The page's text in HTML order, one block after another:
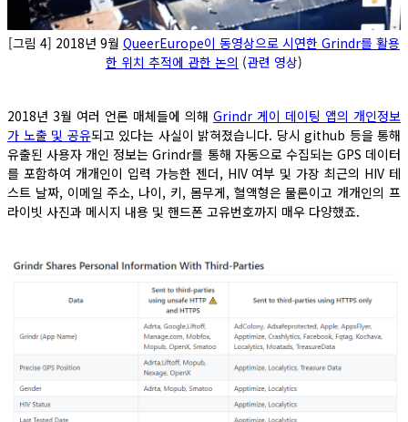
[그림 4] 2018년 9월 QueerEurope이 동영상으로 시연한 Grindr를 활용
한 위치 추적에 관한 논의 (관련 영상)
2018년 3월 여러 언론 매체들에 의해 Grindr 게이 데이팅 앱의 개인정보
가 노출 및 공유되고 있다는 사실이 밝혀졌습니다. 당시 github 등을 통해
유출된 사용자 개인 정보는 Grindr를 통해 자동으로 수집되는 GPS 데이터
를 포함하여 개개인이 입력 가능한 젠더, HIV 여부 및 가장 최근의 HIV 테
스트 날짜, 이메일 주소, 나이, 키, 몸무게, 혈액형은 물론이고 개개인의 프
라이빗 사진과 메시지 내용 및 핸드폰 고유번호까지 매우 다양했죠.